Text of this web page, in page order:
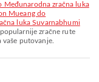
Mueang do
luka Suvarnabhumi
zračne rute
putovanje.